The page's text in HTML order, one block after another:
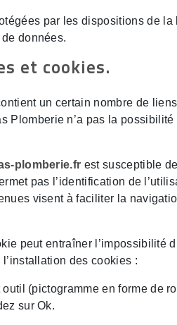
par les dispositions de
données.
et cookies.
un certain nombre de
Plomberie n’a pas la
plomberie.fr est susceptible
pas l’identification de
visent à faciliter la
peut entraîner
des cookies :
(pictogramme en forme de
sur Ok.